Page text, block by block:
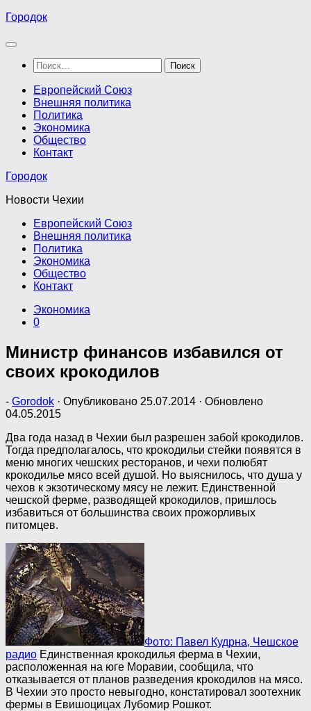
Перейти
содержимому
Городок
Найти:
Европейский Союз
Внешняя политика
Политика
Экономика
Общество
Контакт
Городок
Новости Чехии
Европейский Союз
Внешняя политика
Политика
Экономика
Общество
Контакт
Экономика
0
Министр финансов избавился от
своих крокодилов
- Gorodok · Опубликовано 25.07.2014 · Обновлено
04.05.2015
Два года назад в Чехии был разрешен забой крокодилов.
Тогда предполагалось, что крокодильи стейки появятся в
меню многих чешских ресторанов, и чехи полюбят
крокодилье мясо всей душой. Но выяснилось, что душа у
чехов к экзотическому мясу не лежит. Единственной
чешской ферме, разводящей крокодилов, пришлось
избавиться от большинства своих прожорливых
питомцев.
Фото: Павел Кудрна, Чешское
радио Единственная крокодилья ферма в Чехии,
расположенная на юге Моравии, сообщила, что
отказывается от планов разведения крокодилов на мясо.
В Чехии это просто невыгодно, констатировал зоотехник
фермы в Евишоцицах Лубомир Рошкот.